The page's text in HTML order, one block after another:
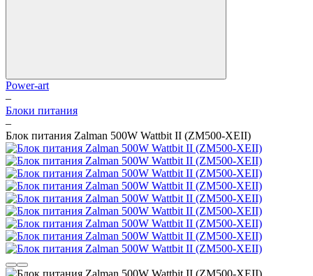
Power-art
–
Блоки питания
–
Блок питания Zalman 500W Wattbit II (ZM500-XEII)